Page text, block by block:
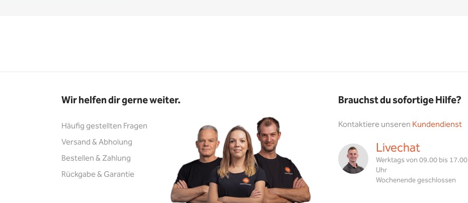
Wir helfen dir gerne weiter.
Häufig gestellten Fragen
Versand & Abholung
Bestellen & Zahlung
Rückgabe & Garantie
Brauchst du sofortige Hilfe?
Kontaktiere unseren Kundendienst
Livechat
Werktags von 09.00 bis 17.00
Uhr
Wochenende geschlossen